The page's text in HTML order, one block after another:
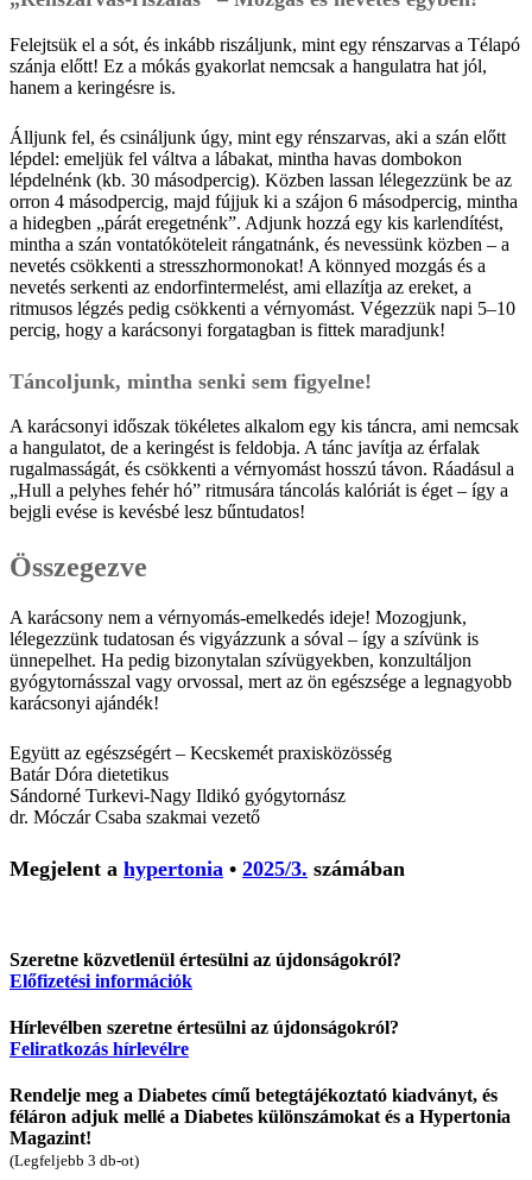
Felejtsük el a sót, és inkább riszáljunk, mint egy rénszarvas a Télapó
szánja előtt! Ez a mókás gyakorlat nemcsak a hangulatra hat jól,
hanem a keringésre is.
Álljunk fel, és csináljunk úgy, mint egy rénszarvas, aki a szán előtt
lépdel: emeljük fel váltva a lábakat, mintha havas dombokon
lépdelnénk (kb. 30 másodpercig). Közben lassan lélegezzünk be az
orron 4 másodpercig, majd fújjuk ki a szájon 6 másodpercig, mintha
a hidegben „párát eregetnénk”. Adjunk hozzá egy kis karlendítést,
mintha a szán vontatóköteleit rángatnánk, és nevessünk közben – a
nevetés csökkenti a stresszhormonokat! A könnyed mozgás és a
nevetés serkenti az endorfintermelést, ami ellazítja az ereket, a
ritmusos légzés pedig csökkenti a vérnyomást. Végezzük napi 5–10
percig, hogy a karácsonyi forgatagban is fittek maradjunk!
Táncoljunk, mintha senki sem figyelne!
A karácsonyi időszak tökéletes alkalom egy kis táncra, ami nemcsak
a hangulatot, de a keringést is feldobja. A tánc javítja az érfalak
rugalmasságát, és csökkenti a vérnyomást hosszú távon. Ráadásul a
„Hull a pelyhes fehér hó” ritmusára táncolás kalóriát is éget – így a
bejgli evése is kevésbé lesz bűntudatos!
Összegezve
A karácsony nem a vérnyomás-emelkedés ideje! Mozogjunk,
lélegezzünk tudatosan és vigyázzunk a sóval – így a szívünk is
ünnepelhet. Ha pedig bizonytalan szívügyekben, konzultáljon
gyógytornásszal vagy orvossal, mert az ön egészsége a legnagyobb
karácsonyi ajándék!
Együtt az egészségért – Kecskemét praxisközösség
Batár Dóra dietetikus
Sándorné Turkevi-Nagy Ildikó gyógytornász
dr. Móczár Csaba szakmai vezető
Megjelent a hypertonia • 2025/3. számában
Szeretne közvetlenül értesülni az újdonságokról?
Előfizetési információk
Hírlevélben szeretne értesülni az újdonságokról?
Feliratkozás hírlevélre
Rendelje meg a Diabetes című betegtájékoztató kiadványt, és
féláron adjuk mellé a Diabetes különszámokat és a Hypertonia
Magazint!
(Legfeljebb 3 db-ot)